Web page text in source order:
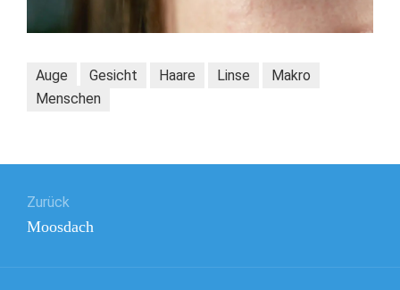
Auge Gesicht Haare Linse
Makro
Menschen
Zurück
Vorheriger
Moosdach